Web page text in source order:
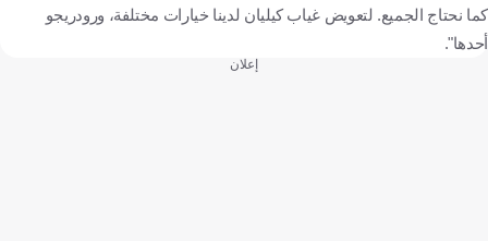
كما نحتاج الجميع. لتعويض غياب كيليان لدينا خيارات مختلفة، ورودريجو
أحدها".
إعلان